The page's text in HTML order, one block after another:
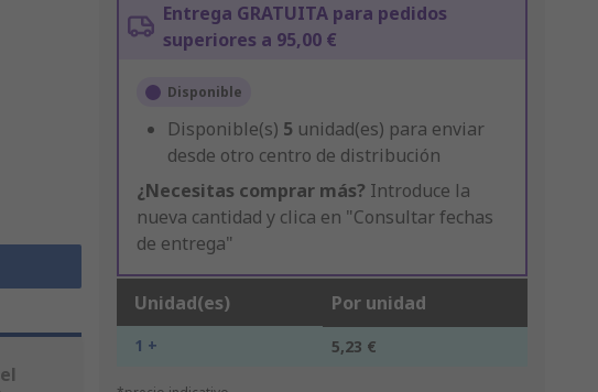
Entrega GRATUITA para pedidos
superiores a 95,00 €
Disponible
Disponible(s) 5 unidad(es) para enviar
desde otro centro de distribución
¿Necesitas comprar más? Introduce la
nueva cantidad y clica en "Consultar fechas
de entrega"
Unidad(es) Por unidad
1 + 5,23 €